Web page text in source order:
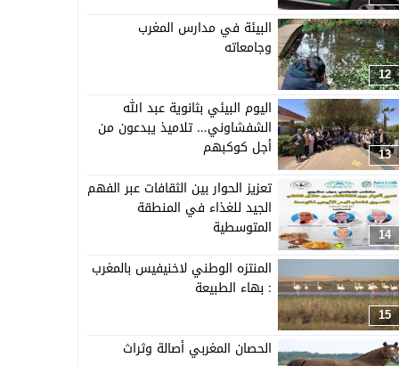
12
البيئة في مدارس المغرب
وجامعاته
13
اليوم البيئي بثانوية عبد الله
الشفشاوني… تلاميذ يبدعون من
أجل كوكبهم
14
تعزيز الحوار بين الثقافات عبر الفهم
الجيد للغذاء في المنطقة
المتوسطية
15
المنتزه الوطني لاخنيفيس بالمغرب
: بهاء الطبيعة
الحصان المغربي أصالة وثراث